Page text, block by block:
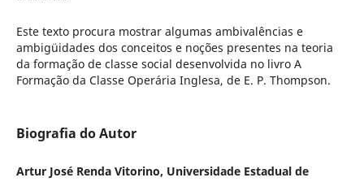
Este texto procura mostrar algumas ambivalências e
ambigüidades dos conceitos e noções presentes na teoria
da formação de classe social desenvolvida no livro A
Formação da Classe Operária Inglesa, de E. P. Thompson.
Biografia do Autor
Artur José Renda Vitorino, Universidade Estadual de